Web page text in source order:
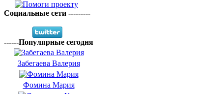
Социальные сети ---------
------Популярные сегодня
Забегаева Валерия
Фомина Мария